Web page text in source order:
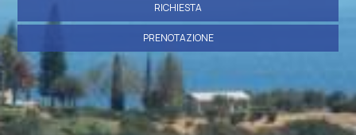
RICHIESTA
PRENOTAZIONE